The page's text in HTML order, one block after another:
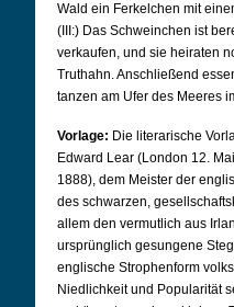
Wald ein Ferkelchen mit
(III:) Das Schweinchen ist
verkaufen, und sie heiraten
Truthahn. Anschließend
tanzen am Ufer des Meeres
Vorlage: Die literarische
Edward Lear (London 12.
1888), dem Meister der
des schwarzen,
allem den vermutlich aus
ursprünglich gesungene
englische Strophenform
Niedlichkeit und Popularität